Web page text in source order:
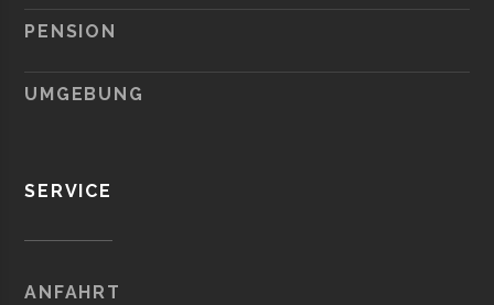
PENSION
UMGEBUNG
SERVICE
ANFAHRT